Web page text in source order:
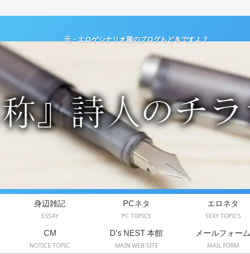
元・エロゲシナリオ屋のブログもどきですよ？
身辺雑記
ESSAY
PCネタ
PC TOPICS
エロネタ
SEXY TOPICS
CM
NOTICE TOPIC
D’s NEST 本館
MAIN WEB SITE
メールフォーム
MAIL FORM